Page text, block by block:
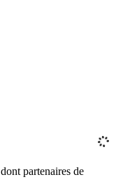
dont partenaires de